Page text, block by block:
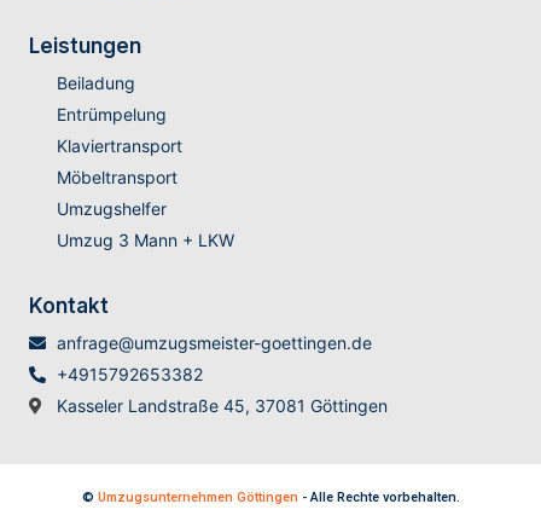
Leistungen
Beiladung
Entrümpelung
Klaviertransport
Möbeltransport
Umzugshelfer
Umzug 3 Mann + LKW
Kontakt
anfrage@umzugsmeister-goettingen.de
+4915792653382
Kasseler Landstraße 45, 37081 Göttingen
© Umzugsunternehmen Göttingen - Alle Rechte vorbehalten.